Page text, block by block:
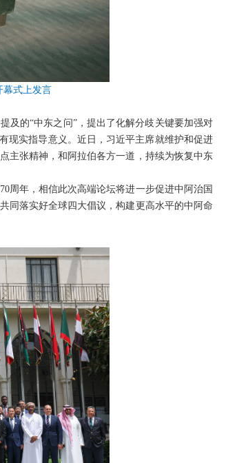
幕式上发言
及的“中东之问”，提出了化解分歧关键要加强对
现实指导意义。近日，习近平主席就维护和促进
主张精神，和阿拉伯各方一道，持续为恢复中东
周年，相信此次高端论坛将进一步促进中阿治国
同落实好全球四大倡议，构建更高水平的中阿命